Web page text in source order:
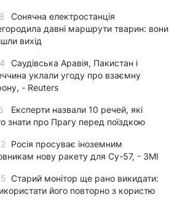
Сонячна електростанція
давні маршрути тварин: вони
вихід
Саудівська Аравія, Пакистан і
уклали угоду про взаємну
- Reuters
Експерти назвали 10 речей, які
знати про Прагу перед поїздкою
Росія просуває іноземним
нову ракету для Су-57, - ЗМІ
Старий монітор ще рано викидати:
його повторно з користю